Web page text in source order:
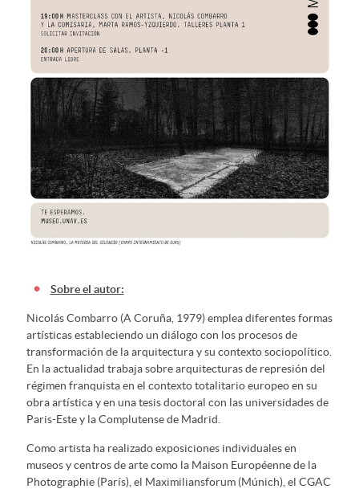
Sobre el autor:
Nicolás Combarro (A Coruña, 1979) emplea diferentes formas
artísticas estableciendo un diálogo con los procesos de
transformación de la arquitectura y su contexto sociopolítico.
En la actualidad trabaja sobre arquitecturas de represión del
régimen franquista en el contexto totalitario europeo en su
obra artística y en una tesis doctoral con las universidades de
Paris-Este y la Complutense de Madrid.
Como artista ha realizado exposiciones individuales en
museos y centros de arte como la Maison Européenne de la
Photographie (París), el Maximiliansforum (Múnich), el CGAC